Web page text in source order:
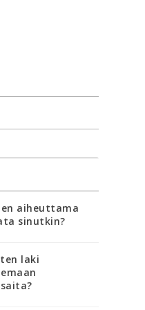
aiheuttama
sinutkin?
laki